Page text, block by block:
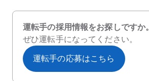
運転手の採用情報をお探しですか。
ぜひ運転手になってください。
運転手の応募はこちら